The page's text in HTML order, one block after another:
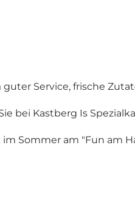
guter Service, frische
bei Kastberg Is
im Sommer am "Fun am